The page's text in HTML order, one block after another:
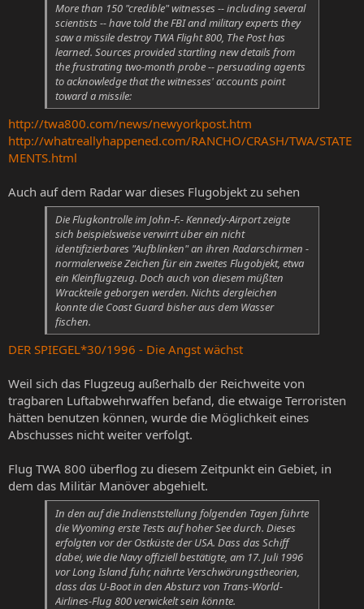
More than 150 "credible" witnesses -- including several
scientists -- have told the FBI and military experts they
saw a missile destroy TWA Flight 800, The Post has
learned. Sources provided startling new details from
the frustrating two-month probe -- persuading agents
to acknowledge that the witnesses' accounts point
toward a missile:
http://twa800.com/news/newyorkpost.htm
http://whatreallyhappened.com/RANCHO/CRASH/TWA/STATE
MENTS.html
Auch auf dem Radar war dieses Flugobjekt zu sehen
Die Flugkontrolle im John-F.- Kennedy-Airport zeigte
sich beispielsweise verwirrt über ein nicht
identifizierbares "Aufblinken" an ihren Radarschirmen -
normalerweise Zeichen für ein zweites Flugobjekt, etwa
ein Kleinflugzeug. Doch auch von diesem müßten
Wrackteile geborgen werden. Nichts dergleichen
konnte die Coast Guard bisher aus dem Wasser
fischen.
DER SPIEGEL*30/1996 - Die Angst wächst
Weil sich das Flugzeug außerhalb der Reichweite von
tragbaren Luftabwehrwaffen befand, die etwaige Terroristen
hätten benutzen können, wurde die Möglichkeit eines
Abschusses nicht weiter verfolgt.
Flug TWA 800 überflog zu diesem Zeitpunkt ein Gebiet, in
dem das Militär Manöver abgehielt.
In den auf die Indienststellung folgenden Tagen führte
die Wyoming erste Tests auf hoher See durch. Dieses
erfolgten vor der Ostküste der USA. Dass das Schiff
dabei, wie die Navy offiziell bestätigte, am 17. Juli 1996
vor Long Island fuhr, nährte Verschwörungstheorien,
dass das U-Boot in den Absturz von Trans-World-
Airlines-Flug 800 verwickelt sein könnte.